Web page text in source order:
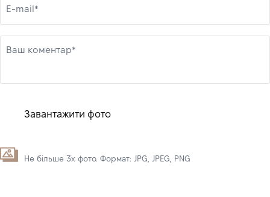
E-mail*
Ваш коментар*
Завантажити фото
Не більше 3х фото. Формат: JPG, JPEG, PNG